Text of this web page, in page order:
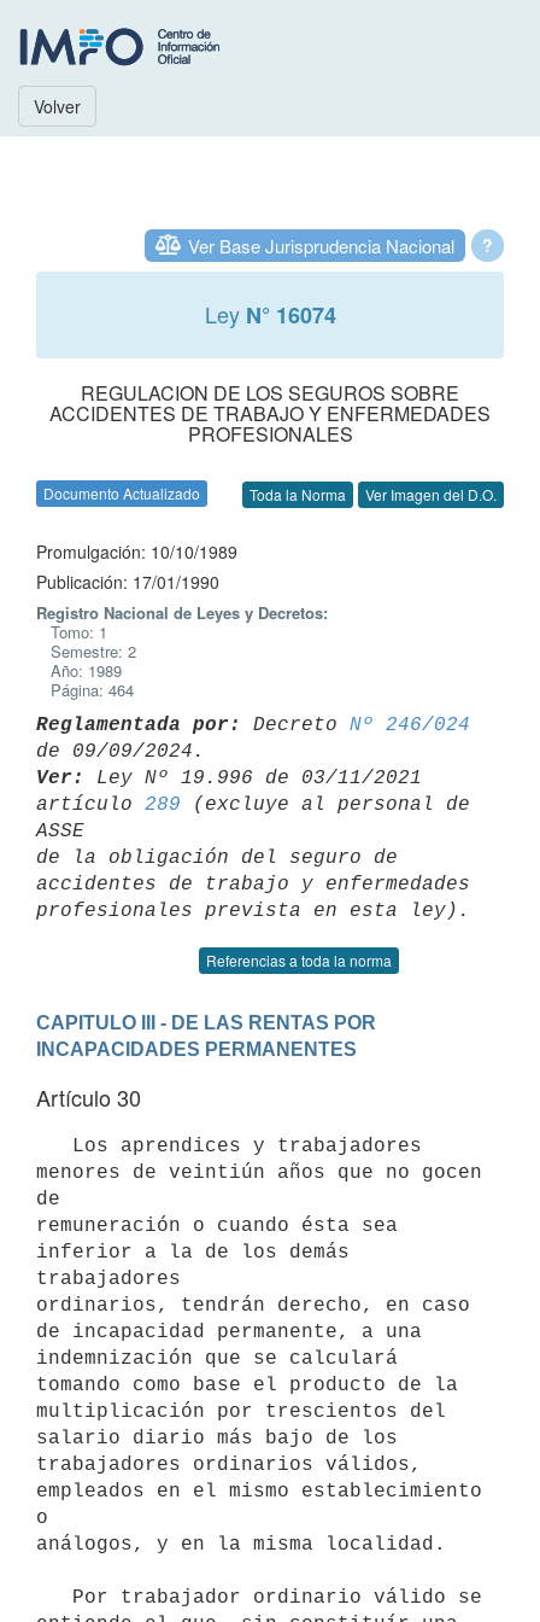
Volver
?
Ver Base Jurisprudencia Nacional
Ley N° 16074
REGULACION DE LOS SEGUROS SOBRE
ACCIDENTES DE TRABAJO Y ENFERMEDADES
PROFESIONALES
Documento Actualizado Toda la Norma Ver Imagen del D.O.
Promulgación: 10/10/1989
Publicación: 17/01/1990
Registro Nacional de Leyes y Decretos:
Tomo: 1
Semestre: 2
Año: 1989
Página: 464
Reglamentada por: Decreto Nº 246/024
Ver:
Ley Nº 19.996 de 03/11/2021
artículo 289 (excluye al personal de
ASSE
de la obligación del seguro de
accidentes de trabajo y enfermedades
Referencias a toda la norma
CAPITULO III - DE LAS RENTAS POR
INCAPACIDADES PERMANENTES
Artículo 30
menores de veintiún años que no gocen
de
remuneración o cuando ésta sea
inferior a la de los demás
trabajadores
ordinarios, tendrán derecho, en caso
de incapacidad permanente, a una
indemnización que se calculará
tomando como base el producto de la
multiplicación por trescientos del
salario diario más bajo de los
trabajadores ordinarios válidos,
empleados en el mismo establecimiento
o
análogos, y en la misma localidad.